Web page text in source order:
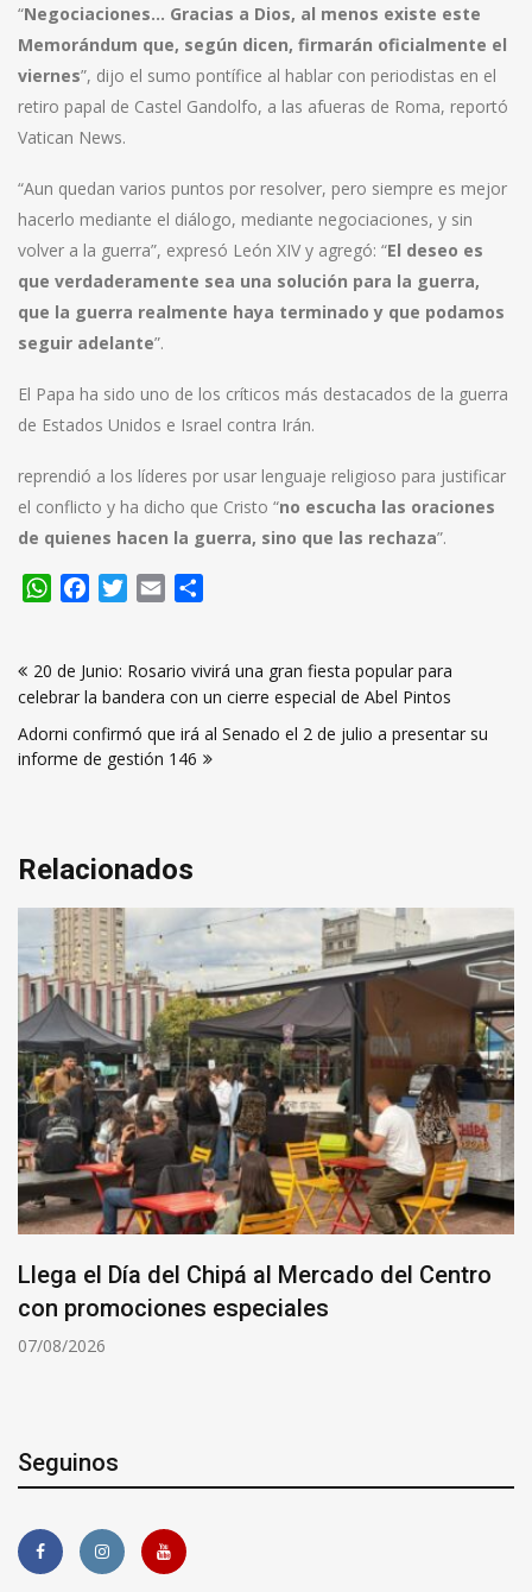
“Negociaciones… Gracias a Dios, al menos existe este
Memorándum que, según dicen, firmarán oficialmente el
viernes”, dijo el sumo pontífice al hablar con periodistas en el
retiro papal de Castel Gandolfo, a las afueras de Roma, reportó
Vatican News.
“Aun quedan varios puntos por resolver, pero siempre es mejor
hacerlo mediante el diálogo, mediante negociaciones, y sin
volver a la guerra”, expresó León XIV y agregó: “El deseo es
que verdaderamente sea una solución para la guerra,
que la guerra realmente haya terminado y que podamos
seguir adelante”.
El Papa ha sido uno de los críticos más destacados de la guerra
de Estados Unidos e Israel contra Irán.
reprendió a los líderes por usar lenguaje religioso para justificar
el conflicto y ha dicho que Cristo “no escucha las oraciones
de quienes hacen la guerra, sino que las rechaza”.
WhatsApp
FacebookTwitter
Email
de
entradas
20 de Junio: Rosario vivirá una gran fiesta popular para
celebrar la bandera con un cierre especial de Abel Pintos
Adorni confirmó que irá al Senado el 2 de julio a presentar su
informe de gestión 146
Relacionados
Llega el Día del Chipá al Mercado del Centro
con promociones especiales
07/08/2026
Seguinos